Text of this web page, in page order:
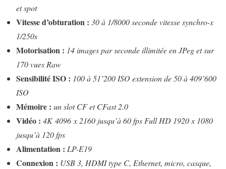
et spot
Vitesse d’obturation : 30 à 1/8000 seconde vitesse synchro-x
1/250s
Motorisation : 14 images par seconde illimitée en JPeg et sur
170 vues Raw
Sensibilité ISO : 100 à 51’200 ISO extension de 50 à 409’600
ISO
Mémoire : un slot CF et CFast 2.0
Vidéo : 4K 4096 x 2160 jusqu’à 60 fps Full HD 1920 x 1080
jusqu’à 120 fps
Alimentation : LP-E19
Connexion : USB 3, HDMI type C, Ethernet, micro, casque,